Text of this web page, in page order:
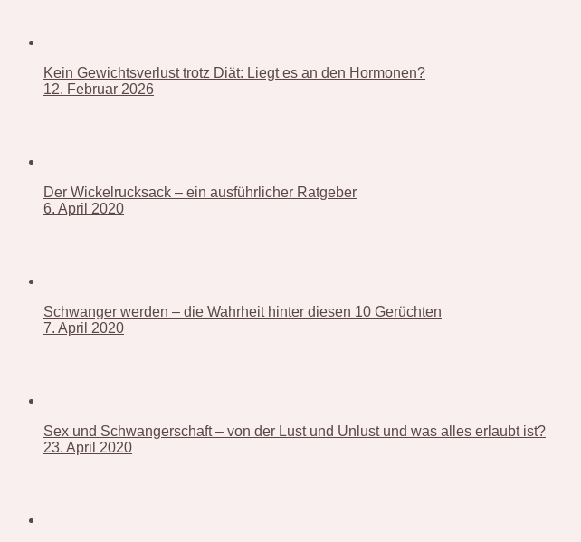
Kein Gewichtsverlust trotz Diät: Liegt es an den Hormonen?
12. Februar 2026
Der Wickelrucksack – ein ausführlicher Ratgeber
6. April 2020
Schwanger werden – die Wahrheit hinter diesen 10 Gerüchten
7. April 2020
Sex und Schwangerschaft – von der Lust und Unlust und was alles erlaubt ist?
23. April 2020